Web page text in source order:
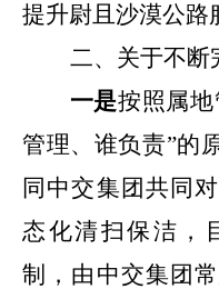
提升尉且沙漠公路
二、关于不断
一是按照属
管理、谁负责”的
同中交集团共同
态化清扫保洁，
制，由中交集团